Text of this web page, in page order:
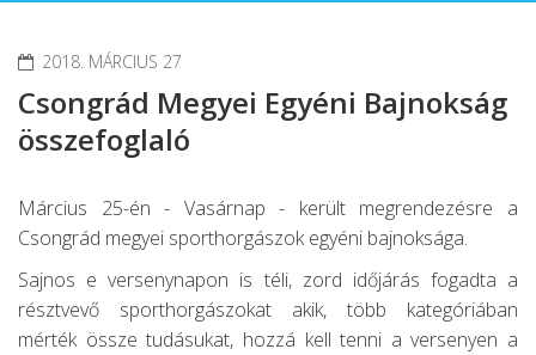
2018. MÁRCIUS 27
Csongrád Megyei Egyéni Bajnokság
összefoglaló
Március 25-én - Vasárnap - került megrendezésre a
Csongrád megyei sporthorgászok egyéni bajnoksága.
Sajnos e versenynapon is téli, zord időjárás fogadta a
résztvevő sporthorgászokat akik, több kategóriában
mérték össze tudásukat, hozzá kell tenni a versenyen a